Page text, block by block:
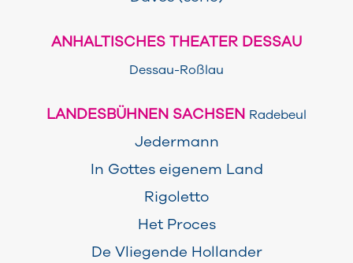
ANHALTISCHES THEATER DESSAU
Dessau-Roßlau
LANDESBÜHNEN SACHSEN Radebeul
Jedermann
In Gottes eigenem Land
Rigoletto
Het Proces
De Vliegende Hollander